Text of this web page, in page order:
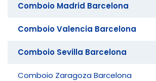
Comboio Madrid Barcelona
Comboio Valencia Barcelona
Comboio Sevilla Barcelona
Comboio Zaragoza Barcelona